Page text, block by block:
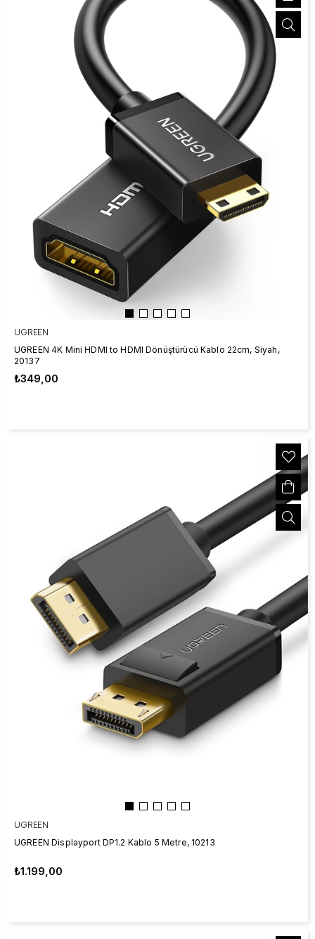
UGREEN
UGREEN 4K Mini HDMI to HDMI Dönüştürücü Kablo 22cm, Siyah,
20137
₺349,00
UGREEN
UGREEN Displayport DP1.2 Kablo 5 Metre, 10213
₺1.199,00